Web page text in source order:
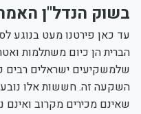
בשוק הנדל"ן
עד כאן פירטנו מעט בנוגע
הברית הן כיום משתלמות
שלמשקיעים ישראלים רבים
השקעה זה. חששות אלו
שאינם מכירים מקרוב ואינם